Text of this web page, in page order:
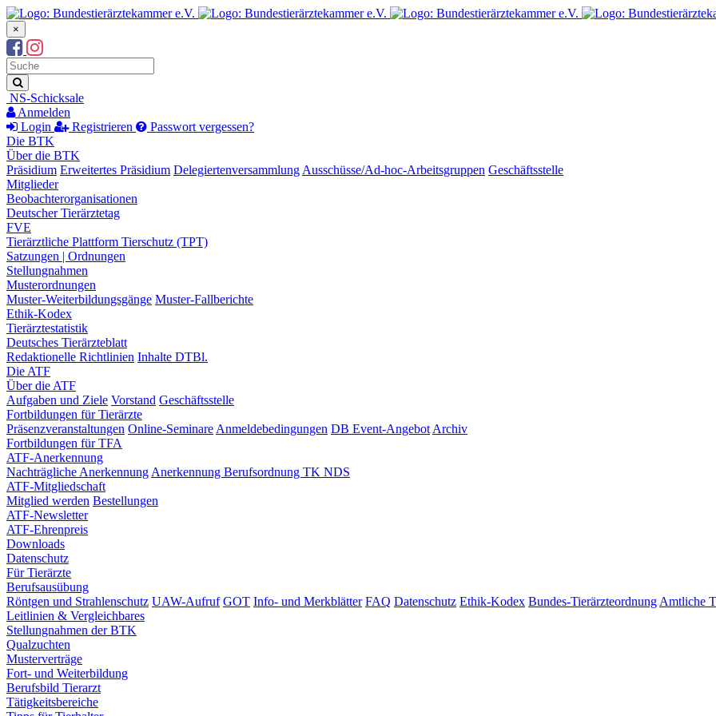
×
Suchbegriff
Suche
NS-Schicksale
Anmelden
Login
Registrieren
Passwort vergessen?
Die BTK
Über die BTK
Präsidium Erweitertes Präsidium Delegiertenversammlung Ausschüsse/Ad-hoc-Arbeitsgruppen Geschäftsstelle
Mitglieder
Beobachterorganisationen
Deutscher Tierärztetag
FVE
Tierärztliche Plattform Tierschutz (TPT)
Satzungen | Ordnungen
Stellungnahmen
Musterordnungen
Muster-Weiterbildungsgänge Muster-Fallberichte
Ethik-Kodex
Tierärztestatistik
Deutsches Tierärzteblatt
Redaktionelle Richtlinien Inhalte DTBl.
Die ATF
Über die ATF
Aufgaben und Ziele Vorstand Geschäftsstelle
Fortbildungen für Tierärzte
Präsenzveranstaltungen Online-Seminare Anmeldebedingungen DB Event-Angebot Archiv
Fortbildungen für TFA
ATF-Anerkennung
Nachträgliche Anerkennung Anerkennung Berufsordnung TK NDS
ATF-Mitgliedschaft
Mitglied werden Bestellungen
ATF-Newsletter
ATF-Ehrenpreis
Downloads
Datenschutz
Für Tierärzte
Berufsausübung
Röntgen und Strahlenschutz UAW-Aufruf GOT Info- und Merkblätter FAQ Datenschutz Ethik-Kodex Bundes-Tierärzteordnung Amtliche
Leitlinien & Vergleichbares
Stellungnahmen der BTK
Qualzuchten
Musterverträge
Fort- und Weiterbildung
Berufsbild Tierarzt
Tätigkeitsbereiche